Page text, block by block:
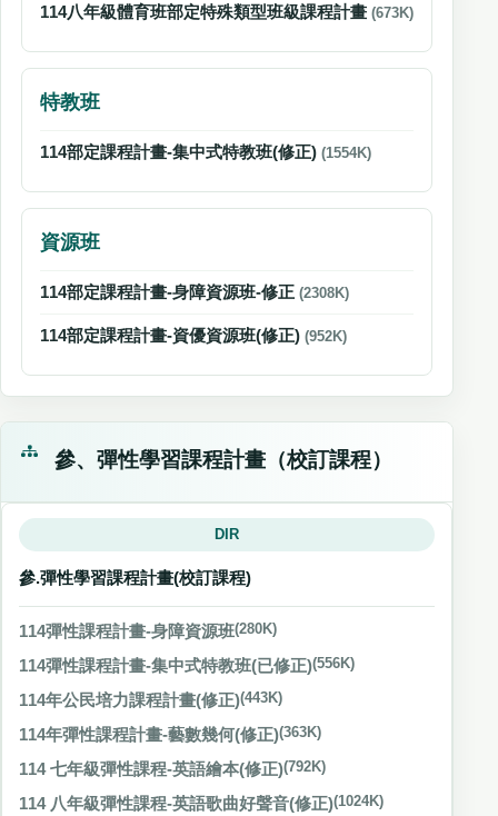
114八年級體育班部定特殊類型班級課程計畫 (673K)
特教班
114部定課程計畫-集中式特教班(修正) (1554K)
資源班
114部定課程計畫-身障資源班-修正 (2308K)
114部定課程計畫-資優資源班(修正) (952K)
參、彈性學習課程計畫（校訂課程）
DIR
參.彈性學習課程計畫(校訂課程)
114彈性課程計畫-身障資源班(280K)
114彈性課程計畫-集中式特教班(已修正)(556K)
114年公民培力課程計畫(修正)(443K)
114年彈性課程計畫-藝數幾何(修正)(363K)
114 七年級彈性課程-英語繪本(修正)(792K)
114 八年級彈性課程-英語歌曲好聲音(修正)(1024K)